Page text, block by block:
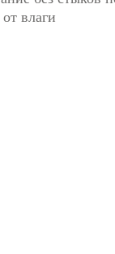
влаги